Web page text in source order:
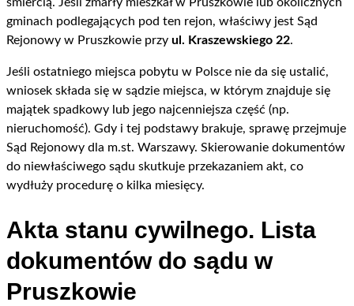
śmiercią. Jeśli zmarły mieszkał w Pruszkowie lub okolicznych
gminach podlegających pod ten rejon, właściwy jest Sąd
Rejonowy w Pruszkowie przy ul. Kraszewskiego 22.
Jeśli ostatniego miejsca pobytu w Polsce nie da się ustalić,
wniosek składa się w sądzie miejsca, w którym znajduje się
majątek spadkowy lub jego najcenniejsza część (np.
nieruchomość). Gdy i tej podstawy brakuje, sprawę przejmuje
Sąd Rejonowy dla m.st. Warszawy. Skierowanie dokumentów
do niewłaściwego sądu skutkuje przekazaniem akt, co
wydłuży procedurę o kilka miesięcy.
Akta stanu cywilnego. Lista
dokumentów do sądu w
Pruszkowie